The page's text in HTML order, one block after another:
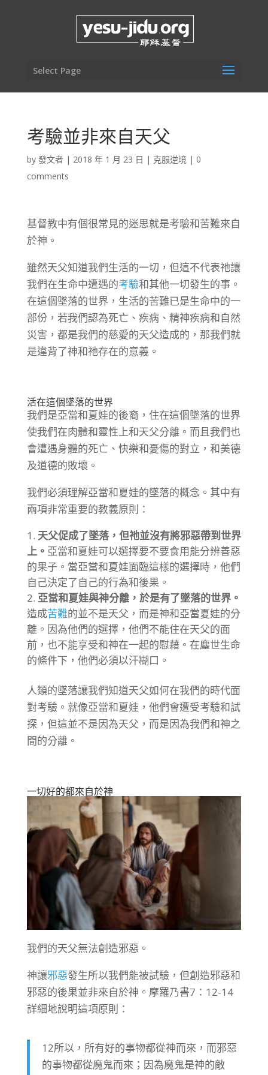
Select Page
考驗並非來自天父
by 發文者| 2018 年 1 月 23 日 | 克服逆境 | 0
comments
基督教中有個很常見的迷思就是考驗和苦難來自
於神。
雖然天父知道我們生活的一切，但這不代表祂讓
我們在生命中遭遇的考驗和其他一切發生的事。
在這個墜落的世界，生活的苦難已是生命中的一
部份，若我們認為死亡、疾病、精神疾病和自然
災害，都是我們的慈愛的天父造成的，那我們就
是違背了神和祂存在的意義。
活在這個墜落的世界
我們是亞當和夏娃的後裔，住在這個墜落的世界
使我們在肉體和靈性上和天父分離。而且我們也
會遭遇身體的死亡、快樂和憂傷的對立，和美德
及道德的敗壞。
我們必須理解亞當和夏娃的墜落的概念。其中有
兩項非常重要的教義原則：
天父促成了墜落，但祂並沒有將邪惡帶到世界
上。 亞當和夏娃可以選擇要不要食用能分辨善惡
的果子。當亞當和夏娃面臨這樣的選擇時，他們
自己決定了自己的行為和後果。
亞當和夏娃與神分離，於是有了墜落的世界。
造成苦難的並不是天父，而是神和亞當夏娃的分
離。因為他們的選擇，他們不能住在天父的面
前，也不能享受和神在一起的慰藉。在塵世生命
的條件下，他們必須以汗糊口。
人類的墜落讓我們知道天父如何在我們的時代面
對考驗。就像亞當和夏娃，他們會遭受考驗和試
探，但這並不是因為天父，而是因為我們和神之
間的分離。
一切好的都來自於神
我們的天父無法創造邪惡。
神讓邪惡發生所以我們能被試驗，但創造邪惡和
邪惡的後果並非來自於神。摩羅乃書7：12-14
詳細地說明這項原則：
12所以，所有好的事物都從神而來，而邪惡
的事物都從魔鬼而來；因為魔鬼是神的敵